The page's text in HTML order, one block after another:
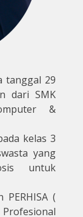
tanggal 29
dari SMK
&
kelas 3
yang
untuk
(